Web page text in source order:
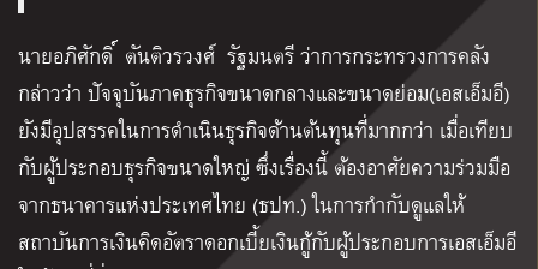
นายอภิศักดิ์ ตันติวรวงศ์ รัฐมนตรี ว่าการกระทรวงการคลัง
กล่าวว่า ปัจจุบันภาคธุรกิจขนาดกลางและขนาดย่อม(เอสเอ็มอี)
ยังมีอุปสรรคในการดำเนินธุรกิจด้านต้นทุนที่มากกว่า เมื่อเทียบ
กับผู้ประกอบธุรกิจขนาดใหญ่ ซึ่งเรื่องนี้ ต้องอาศัยความร่วมมือ
จากธนาคารแห่งประเทศไทย (ธปท.) ในการกำกับดูแลให้
สถาบันการเงินคิดอัตราดอกเบี้ยเงินกู้กับผู้ประกอบการเอสเอ็มอี